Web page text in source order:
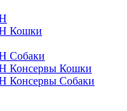
Кошки
Собаки
Консервы Кошки
Консервы Собаки